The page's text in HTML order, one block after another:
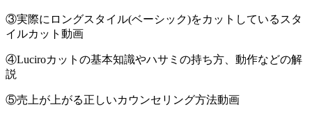
③実際にロングスタイル(ベーシック)をカットしているスタ
イルカット動画
④Luciroカットの基本知識やハサミの持ち方、動作などの解
説
⑤売上が上がる正しいカウンセリング方法動画